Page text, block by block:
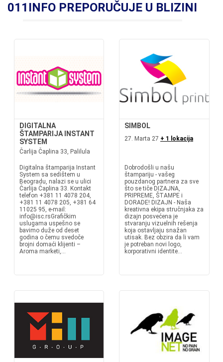
011INFO PREPORUČUJE U BLIZINI
DIGITALNA
ŠTAMPARIJA INSTANT
SYSTEM
Čarlija Čaplina 33, Palilula
Digitalna štamparija Instant
System sa sedištem u
Beogradu, nalazi se u ulici
Čarlija Čaplina 33. Kontakt
telefon +381 11 4078 204,
+381 11 4078 205, +381 64
11025 95, e-mail:
info@isc.rsGrafičkim
uslugama uspešno se
bavimo duže od deset
godina o čemu svedoče
brojni domaći klijenti –
Aroma marketi,...
SIMBOL
27. Marta 27 + 1 lokacija
Dobrodošli u našu
štampariju - vašeg
pouzdanog partnera za sve
što se tiče DIZAJNA,
PRIPREME, ŠTAMPE i
DORADE! DIZAJN - Naša
kreativna ekipa stručnjaka za
dizajn posvećena je
stvaranju vizuelnih rešenja
koja ostavljaju snažan
utisak. Bez obzira da li vam
je potreban novi logo,
korporativni identite...